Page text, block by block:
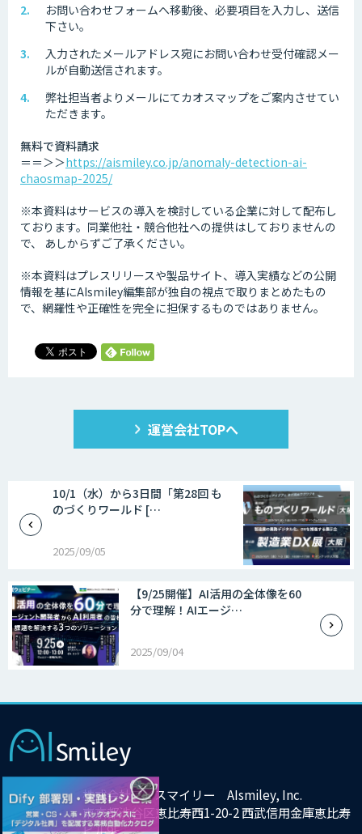
お問い合わせフォームへ移動後、必要項目を入力し、送信
下さい。
入力されたメールアドレス宛にお問い合わせ受付確認メー
ルが自動送信されます。
弊社担当者よりメールにてカオスマップをご案内させてい
ただきます。
無料で資料請求
＝＝＞＞https://aismiley.co.jp/anomaly-detection-ai-
chaosmap-2025/
※本資料はサービスの導入を検討している企業に対して配布し
ております。同業他社・競合他社への提供はしておりませんの
で、 あしからずご了承ください。
※本資料はプレスリリースや製品サイト、導入実績などの公開
情報を基にAIsmiley編集部が独自の視点で取りまとめたもの
で、網羅性や正確性を完全に担保するものではありません。
運営会社TOPへ
10/1（水）から3日間「第28回 も
のづくりワールド […
2025/09/05
【9/25開催】AI活用の全体像を60
分で理解！AIエージ…
2025/09/04
株式会社アイスマイリー AIsmiley, Inc.
東京都渋谷区恵比寿西1-20-2 西武信用金庫恵比寿
ビル9F
×